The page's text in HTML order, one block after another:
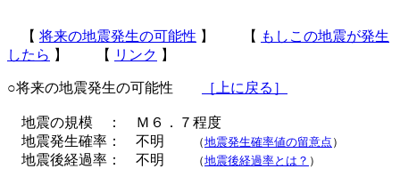
【 将来の地震発生の可能性 】 【 もしこの地震が発生
したら 】 【 リンク 】
○将来の地震発生の可能性 ［上に戻る］
地震の規模 ： Ｍ６．７程度
地震発生確率： 不明
（地震発生確率値の留意点 ）
地震後経過率： 不明 （地震後経過率とは？ ）